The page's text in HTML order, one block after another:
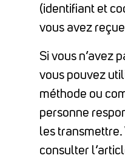
(identifiant et
vous avez
Si vous n’avez
vous pouvez
méthode ou
personne
les transmettre.
consulter